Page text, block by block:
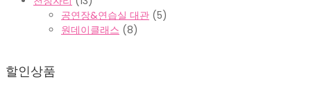
공연장&연습실 대관 (5)
원데이클래스 (8)
할인상품